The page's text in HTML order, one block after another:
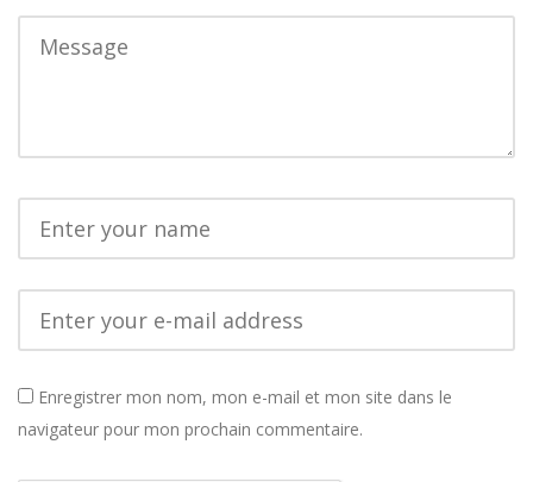
Enregistrer mon nom, mon e-mail et mon site dans le
navigateur pour mon prochain commentaire.